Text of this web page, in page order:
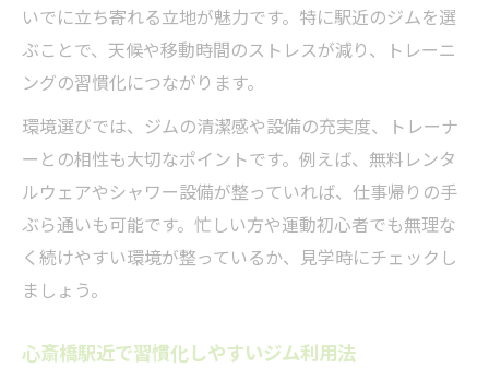
いでに立ち寄れる立地が魅力です。特に駅近のジムを選
ぶことで、天候や移動時間のストレスが減り、トレーニ
ングの習慣化につながります。
環境選びでは、ジムの清潔感や設備の充実度、トレーナ
ーとの相性も大切なポイントです。例えば、無料レンタ
ルウェアやシャワー設備が整っていれば、仕事帰りの手
ぶら通いも可能です。忙しい方や運動初心者でも無理な
く続けやすい環境が整っているか、見学時にチェックし
ましょう。
心斎橋駅近で習慣化しやすいジム利用法